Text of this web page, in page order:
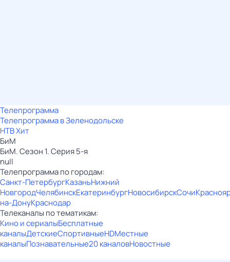
Телепрограмма
Телепрограмма в Зеленодольске
НТВ Хит
БиМ
БиМ. Сезон 1. Серия 5-я
null
Телепрограмма по городам:
Санкт-ПетербургКазаньНижний
НовгородЧелябинскЕкатеринбургНовосибирскСочи
на-ДонуКраснодар
Телеканалы по тематикам:
Кино и сериалыБесплатные
каналыДетскиеСпортивныеHDМестные
каналыПознавательные20 каналовНовостные